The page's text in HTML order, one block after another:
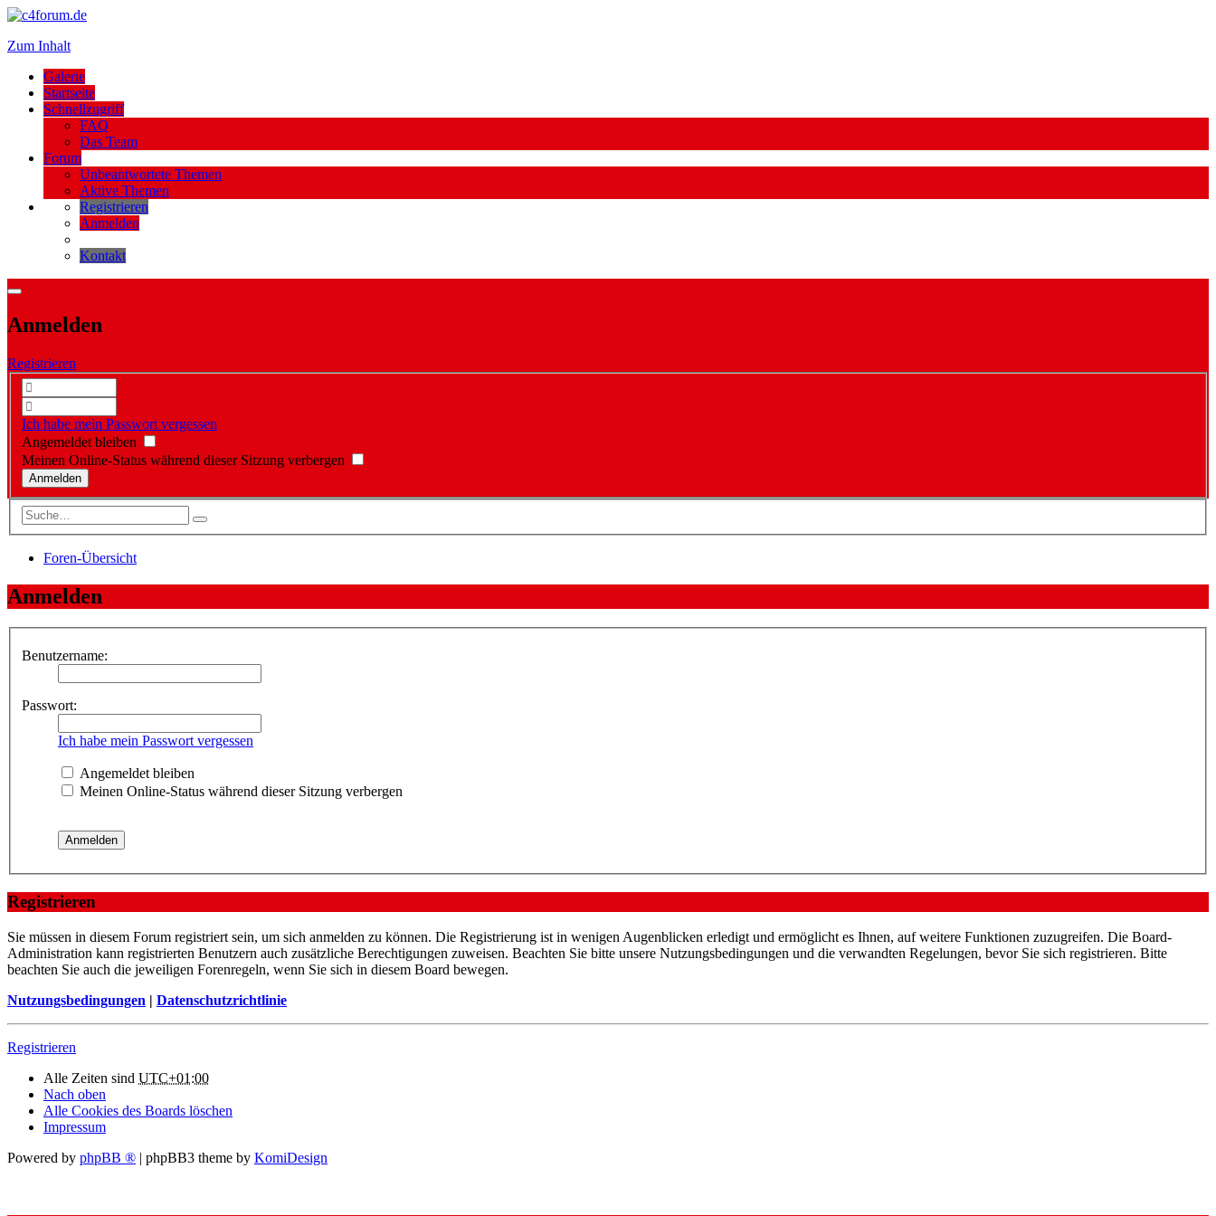
Zum Inhalt
Galerie
Startseite
Schnellzugriff
FAQ
Das Team
Forum
Unbeantwortete Themen
Aktive Themen
Registrieren
Anmelden
Kontakt
Anmelden
Registrieren
Ich habe mein Passwort vergessen
Angemeldet bleiben
Meinen Online-Status während dieser Sitzung verbergen
Foren-Übersicht
Anmelden
Benutzername:
Passwort:
Ich habe mein Passwort vergessen
Angemeldet bleiben
Meinen Online-Status während dieser Sitzung verbergen
Registrieren
Sie müssen in diesem Forum registriert sein, um sich anmelden zu können. Die Registrierung ist in wenigen Augenblicken erledigt und ermöglicht es Ihnen, auf weitere Funktionen zuzugreifen. Die Board-
Administration kann registrierten Benutzern auch zusätzliche Berechtigungen zuweisen. Beachten Sie bitte unsere Nutzungsbedingungen und die verwandten Regelungen, bevor Sie sich registrieren. Bitte
beachten Sie auch die jeweiligen Forenregeln, wenn Sie sich in diesem Board bewegen.
Nutzungsbedingungen | Datenschutzrichtlinie
Registrieren
Alle Zeiten sind UTC+01:00
Nach oben
Alle Cookies des Boards löschen
Impressum
Powered by phpBB ® | phpBB3 theme by KomiDesign